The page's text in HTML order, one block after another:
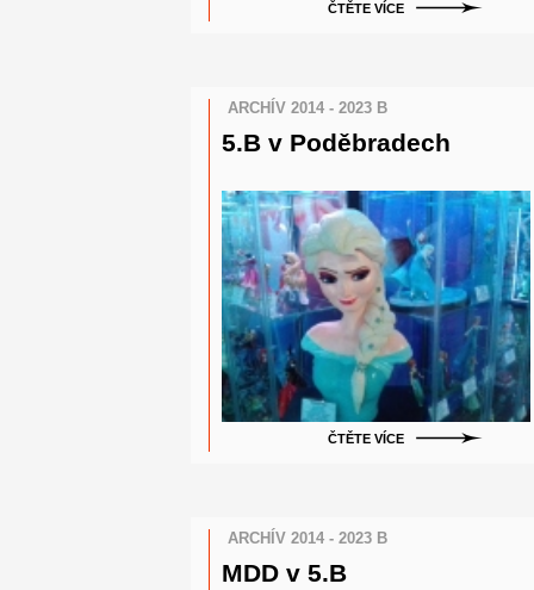
ČTĚTE VÍCE
ARCHÍV 2014 - 2023 B
5.B v Poděbradech
ČTĚTE VÍCE
ARCHÍV 2014 - 2023 B
MDD v 5.B